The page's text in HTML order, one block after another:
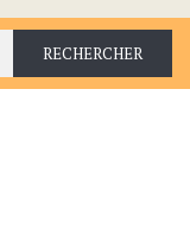
RECHERCHER